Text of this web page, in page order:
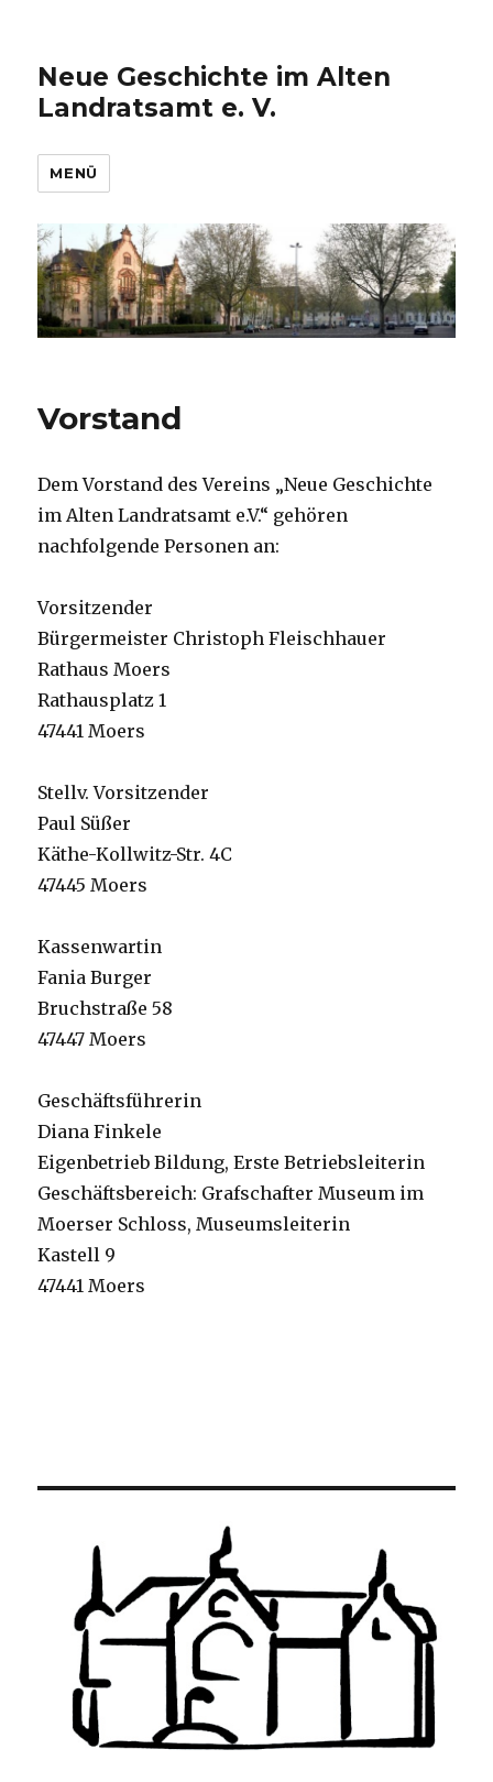
Neue Geschichte im Alten
Landratsamt e. V.
MENÜ
Vorstand
Dem Vorstand des Vereins „Neue Geschichte
im Alten Landratsamt e.V.“ gehören
nachfolgende Personen an:
Vorsitzender
Bürgermeister Christoph Fleischhauer
Rathaus Moers
Rathausplatz 1
47441 Moers
Stellv. Vorsitzender
Paul Süßer
Käthe-Kollwitz-Str. 4C
47445 Moers
Kassenwartin
Fania Burger
Bruchstraße 58
47447 Moers
Geschäftsführerin
Diana Finkele
Eigenbetrieb Bildung, Erste Betriebsleiterin
Geschäftsbereich: Grafschafter Museum im
Moerser Schloss, Museumsleiterin
Kastell 9
47441 Moers